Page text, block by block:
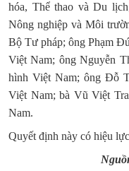
hóa, Thể thao và Du
Nông nghiệp và Môi
Bộ Tư pháp; ông Phạm
Việt Nam; ông Nguyễn
hình Việt Nam; ông Đỗ
Việt Nam; bà Vũ Việt
Nam.
Quyết định này có hiệu